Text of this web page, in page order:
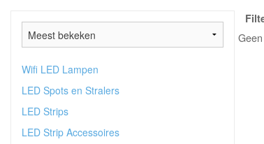
Wifi LED Lampen
LED Spots en Stralers
LED Strips
LED Strip Accessoires